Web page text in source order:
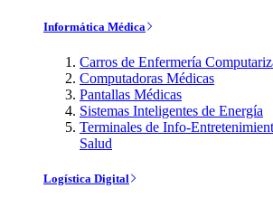
Informática Médica
Carros de Enfermería
Computadoras Médicas
Pantallas Médicas
Sistemas Inteligentes de Energía
Terminales de Info-
Salud
Logística Digital